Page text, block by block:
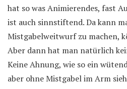
hat so was Animierendes, fast
ist auch sinnstiftend. Da kann
Mistgabelweitwurf zu machen,
Aber dann hat man natürlich
Keine Ahnung, wie so ein
aber ohne Mistgabel im Arm